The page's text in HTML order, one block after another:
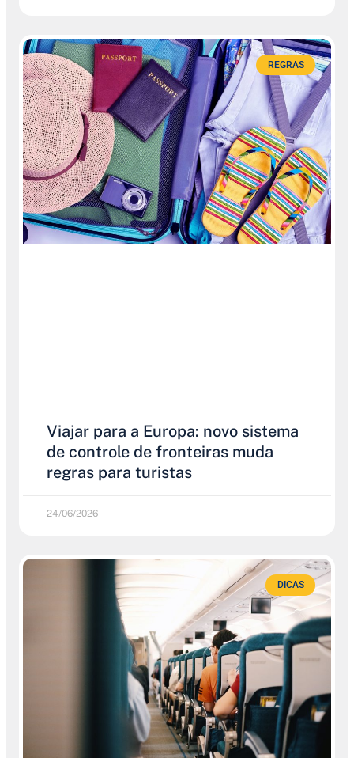
REGRAS
Viajar para a Europa: novo sistema
de controle de fronteiras muda
regras para turistas
24/06/2026
DICAS